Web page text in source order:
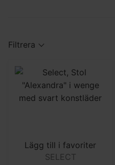
Filtrera
Lägg till i favoriter
SELECT